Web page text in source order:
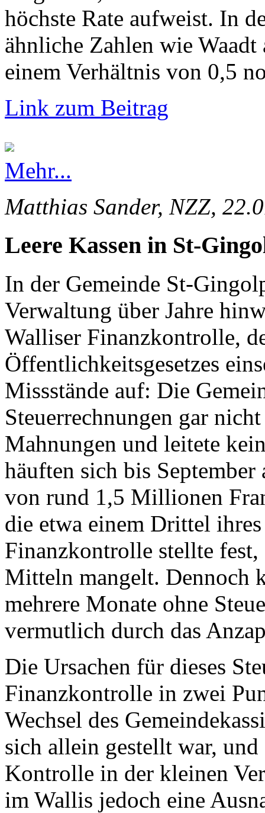
höchste Rate aufweist. In
ähnliche Zahlen wie
einem Verhältnis von 0,5
Link zum Beitrag
Mehr...
Matthias Sander, NZZ,
Leere Kassen in St-
In der Gemeinde St-
Verwaltung über Jahre
Walliser Finanzkontrolle,
Öffentlichkeitsgesetzes
Missstände auf: Die
Steuerrechnungen gar
Mahnungen und leitete
häuften sich bis September
von rund 1,5 Millionen
die etwa einem Drittel
Finanzkontrolle stellte
Mitteln mangelt. Dennoch
mehrere Monate ohne
vermutlich durch das
Die Ursachen für dieses
Finanzkontrolle in zwei
Wechsel des
sich allein gestellt war,
Kontrolle in der kleinen
im Wallis jedoch eine